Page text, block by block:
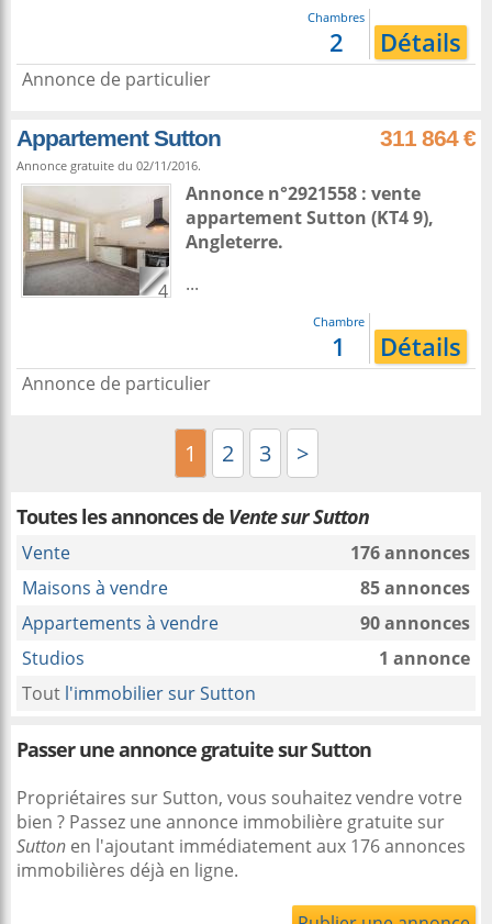
Chambres
2 Détails
Annonce de particulier
Appartement Sutton 311 864 €
Annonce gratuite du 02/11/2016.
4
Annonce n°2921558 : vente
appartementSutton (KT4 9),
Angleterre.
...
Chambre
1 Détails
Annonce de particulier
1 2 3 >
Toutes les annonces de Vente sur Sutton
Vente
176 annonces
Maisons à vendre
85 annonces
Appartements à vendre
90 annonces
Studios
1 annonce
Tout l'immobilier sur Sutton
Passer une annonce gratuite sur Sutton
Propriétaires sur Sutton, vous souhaitez vendre votre
bien ? Passez une annonce immobilière gratuite sur
Sutton en l'ajoutant immédiatement aux 176 annonces
immobilières déjà en ligne.